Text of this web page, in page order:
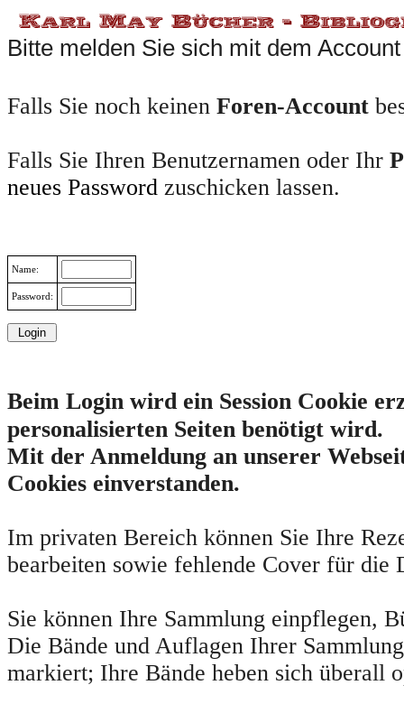
Bitte melden Sie sich mit dem
Falls Sie noch keinen Foren-Account
Falls Sie Ihren Benutzernamen oder Ihr
neues Password zuschicken lassen.
Name:
Password:
Beim Login wird ein Session Cookie
personalisierten Seiten benötigt wird.
Mit der Anmeldung an unserer
Cookies einverstanden.
Im privaten Bereich können Sie Ihre
bearbeiten sowie fehlende Cover für die
Sie können Ihre Sammlung einpflegen,
Die Bände und Auflagen Ihrer
markiert; Ihre Bände heben sich überall